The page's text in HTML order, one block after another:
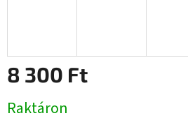
8 300 Ft
Raktáron